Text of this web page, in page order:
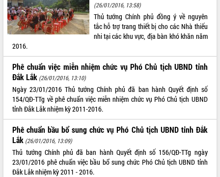
LIÊN KẾT WEB
THỐNG KÊ TRUY CẬP
Hôm nay:
19940
Tất cả:
66133054
(26/01/2016, 13:58)
Thủ tướng Chính phủ đồng ý về nguyên
tắc hỗ trợ trang thiết bị cho các Nhà thiếu
nhi tại các khu vực, địa bàn khó khăn năm
2016.
Phê chuẩn việc miễn nhiệm chức vụ Phó Chủ tịch UBND tỉnh
Đắk Lắk (26/01/2016, 13:10)
Ngày 23/01/2016 Thủ tướng Chính phủ đã ban hành Quyết định số
154/QĐ-TTg về phê chuẩn việc miễn nhiệm chức vụ Phó Chủ tịch UBND
tỉnh Đắk Lắk nhiệm kỳ 2011-2016.
Phê chuẩn bầu bổ sung chức vụ Phó Chủ tịch UBND tỉnh Đắk
Lắk (26/01/2016, 13:09)
Thủ tướng Chính phủ đã ban hành Quyết định số 156/QĐ-TTg ngày
23/01/2016 phê chuẩn việc bầu bổ sung chức Phó Chủ tịch UBND tỉnh
Đắk Lắk nhiệm kỳ 2011 - 2016.